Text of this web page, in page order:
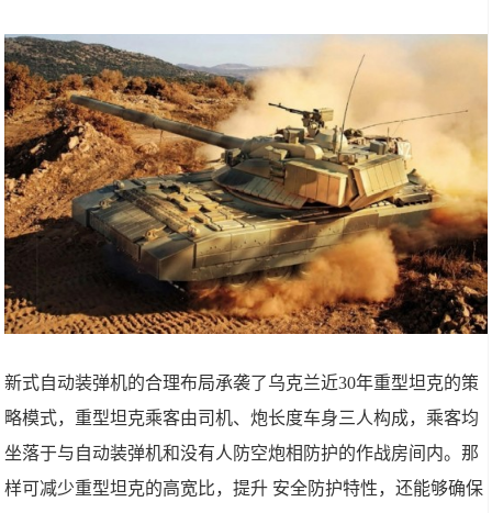
新式自动装弹机的合理布局承袭了乌克兰近30年重型坦克的策
略模式，重型坦克乘客由司机、炮长度车身三人构成，乘客均
坐落于与自动装弹机和没有人防空炮相防护的作战房间内。那
样可减少重型坦克的高宽比，提升 安全防护特性，还能够确保